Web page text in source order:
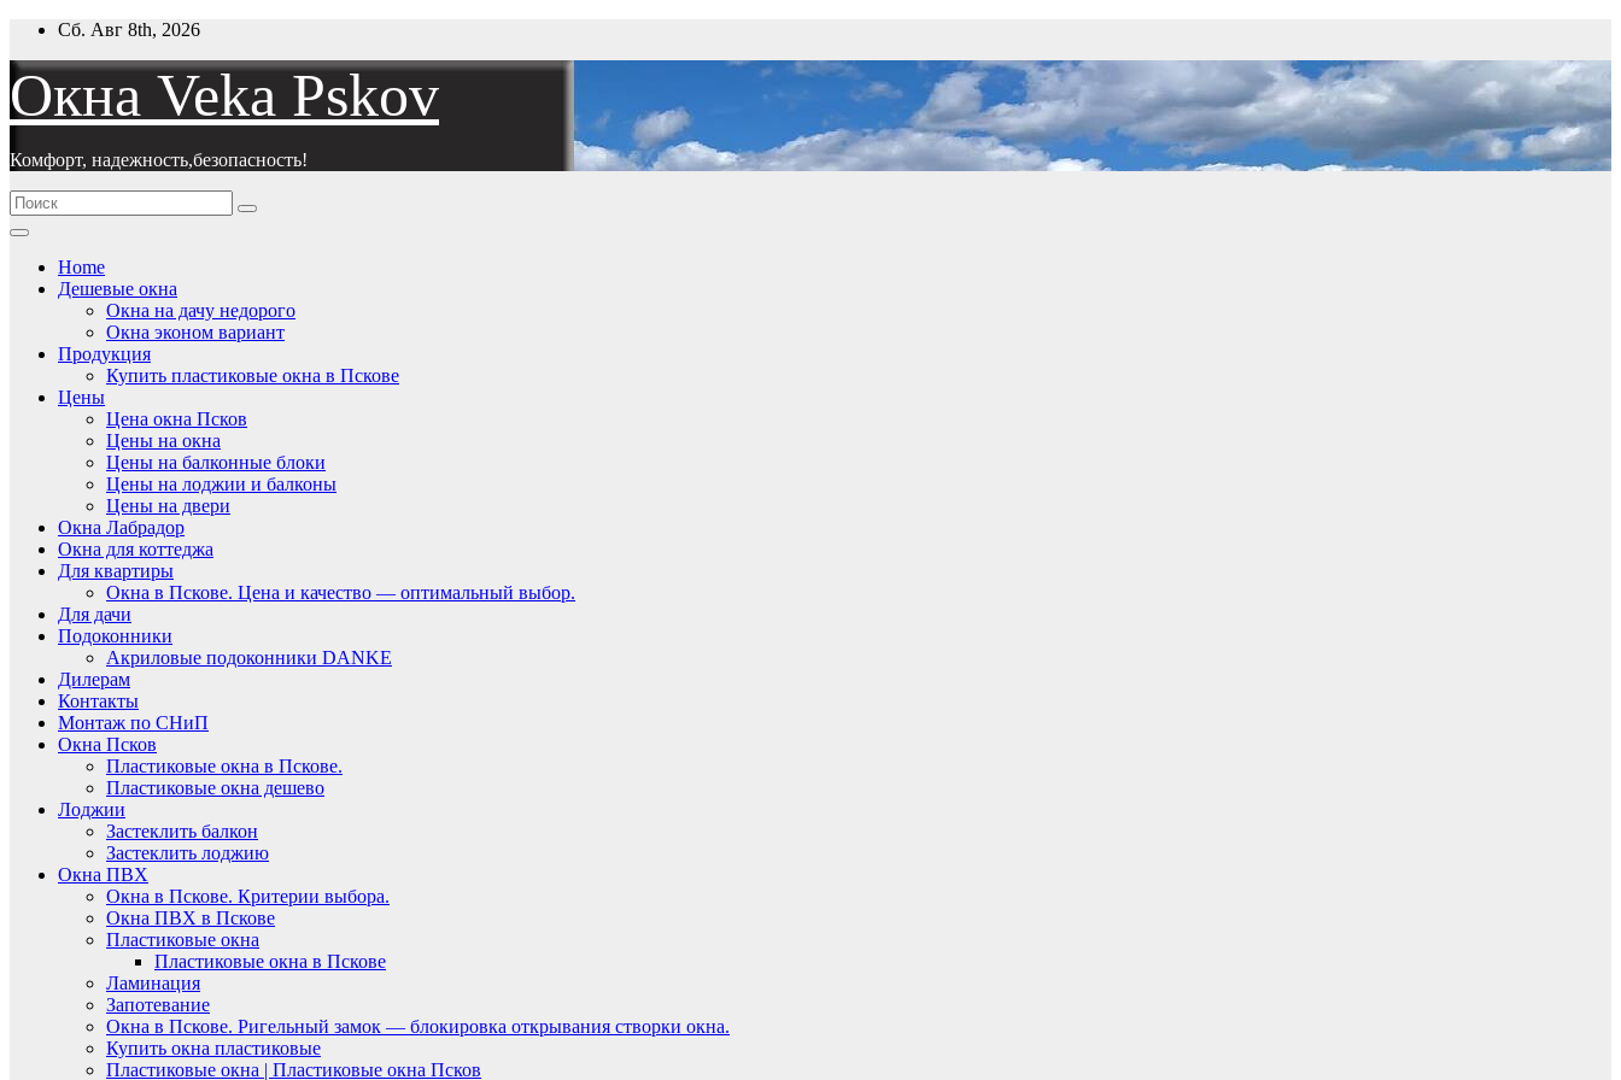
Перейти
содержимому
Сб. Авг 8th, 2026
Окна Veka Pskov
Комфорт, надежность,безопасность!
Home
Дешевые окна
Окна на дачу недорого
Окна эконом вариант
Продукция
Купить пластиковые окна в Пскове
Цены
Цена окна Псков
Цены на окна
Цены на балконные блоки
Цены на лоджии и балконы
Цены на двери
Окна Лабрадор
Окна для коттеджа
Для квартиры
Окна в Пскове. Цена и качество — оптимальный выбор.
Для дачи
Подоконники
Акриловые подоконники DANKE
Дилерам
Контакты
Монтаж по СНиП
Окна Псков
Пластиковые окна в Пскове.
Пластиковые окна дешево
Лоджии
Застеклить балкон
Застеклить лоджию
Окна ПВХ
Окна в Пскове. Критерии выбора.
Окна ПВХ в Пскове
Пластиковые окна
Пластиковые окна в Пскове
Ламинация
Запотевание
Окна в Пскове. Ригельный замок — блокировка открывания створки окна.
Купить окна пластиковые
Пластиковые окна | Пластиковые окна Псков